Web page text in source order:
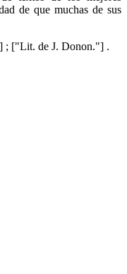
de que muchas de sus
; ["Lit. de J. Donon."] .